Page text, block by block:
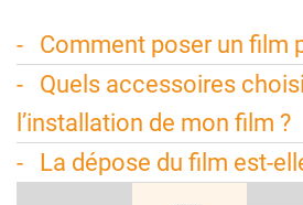
Comment poser un film
Quels accessoires
l’installation de mon film ?
La dépose du film est-